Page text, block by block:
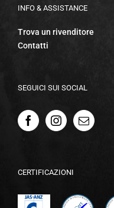
INFO & ASSISTANCE
Trova un rivenditore
Contatti
SEGUICI SUI SOCIAL
CERTIFICAZIONI